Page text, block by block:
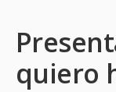
quiero